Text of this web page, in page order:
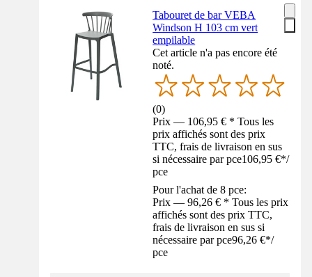
Tabouret de bar VEBA
Windson H 103 cm vert
empilable
Cet article n'a pas encore été
noté.
(0)
Prix — 106,95 € * Tous les
prix affichés sont des prix
TTC, frais de livraison en sus
si nécessaire par pce106,95 €*/
pce
Pour l'achat de 8 pce:
Prix — 96,26 € * Tous les prix
affichés sont des prix TTC,
frais de livraison en sus si
nécessaire par pce96,26 €*/
pce